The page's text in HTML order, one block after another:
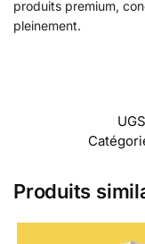
produits premium,
pleinement.
Produits